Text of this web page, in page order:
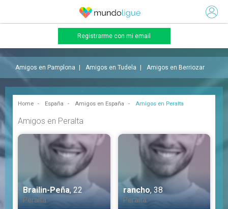
Registrarme con mi email
Amigos en Pamplona Amigos en Tudela Amigos en Berriozar
Amigos en Peralta
Home España Amigos en España Amigos en Peralta
Brailin-Peña, 22
Peralta
rancho, 38
Peralta